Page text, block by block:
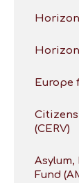
Europe
(CERV)
Fund